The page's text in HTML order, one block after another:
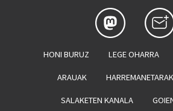
HONI BURUZ LEGE OHARRA
ARAUAK
SALAKETEN KANALA